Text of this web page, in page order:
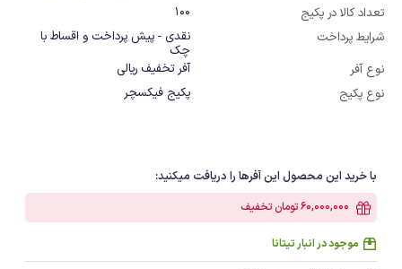
تعداد کالا در پکیج
100
شرایط پرداخت
نقدی - پیش پرداخت و اقساط با
چک
نوع آفر
آفر تخفیف ریالی
نوع پکیج
پکیج فیکسچر
با خرید این محصول این آفرها را دریافت میکنید:
60,000,000 تومان تخفیف
موجود در انبار تیتانا